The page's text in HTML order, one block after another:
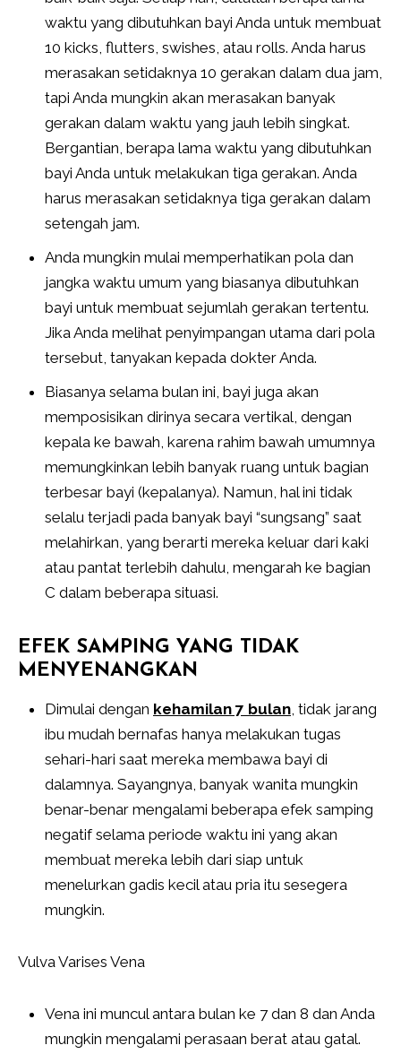
waktu yang dibutuhkan bayi Anda untuk membuat
10 kicks, flutters, swishes, atau rolls. Anda harus
merasakan setidaknya 10 gerakan dalam dua jam,
tapi Anda mungkin akan merasakan banyak
gerakan dalam waktu yang jauh lebih singkat.
Bergantian, berapa lama waktu yang dibutuhkan
bayi Anda untuk melakukan tiga gerakan. Anda
harus merasakan setidaknya tiga gerakan dalam
setengah jam.
Anda mungkin mulai memperhatikan pola dan
jangka waktu umum yang biasanya dibutuhkan
bayi untuk membuat sejumlah gerakan tertentu.
Jika Anda melihat penyimpangan utama dari pola
tersebut, tanyakan kepada dokter Anda.
Biasanya selama bulan ini, bayi juga akan
memposisikan dirinya secara vertikal, dengan
kepala ke bawah, karena rahim bawah umumnya
memungkinkan lebih banyak ruang untuk bagian
terbesar bayi (kepalanya). Namun, hal ini tidak
selalu terjadi pada banyak bayi “sungsang” saat
melahirkan, yang berarti mereka keluar dari kaki
atau pantat terlebih dahulu, mengarah ke bagian
C dalam beberapa situasi.
EFEK SAMPING YANG TIDAK
MENYENANGKAN
Dimulai dengan kehamilan 7 bulan, tidak jarang
ibu mudah bernafas hanya melakukan tugas
sehari-hari saat mereka membawa bayi di
dalamnya. Sayangnya, banyak wanita mungkin
benar-benar mengalami beberapa efek samping
negatif selama periode waktu ini yang akan
membuat mereka lebih dari siap untuk
menelurkan gadis kecil atau pria itu sesegera
mungkin.
Vulva Varises Vena
Vena ini muncul antara bulan ke 7 dan 8 dan Anda
mungkin mengalami perasaan berat atau gatal.